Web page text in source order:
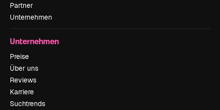
Partner
Unternehmen
Unternehmen
Preise
Über uns
Reviews
Karriere
Suchtrends